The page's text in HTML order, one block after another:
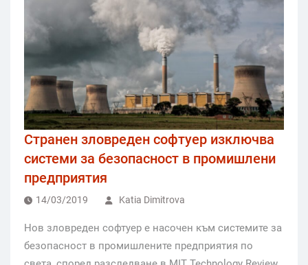
Странен зловреден софтуер изключва
системи за безопасност в промишлени
предприятия
14/03/2019 Katia Dimitrova
Нов зловреден софтуер е насочен към системите за
безопасност в промишлените предприятия по